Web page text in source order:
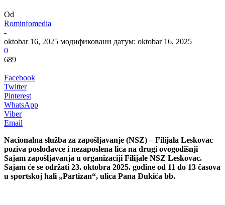
Od
Rominfomedia
-
oktobar 16, 2025 модификовани датум: oktobar 16, 2025
0
689
Facebook
Twitter
Pinterest
WhatsApp
Viber
Email
Nacionalna služba za zapošljavanje (NSZ) – Filijala Leskovac
poziva poslodavce i nezaposlena lica na drugi ovogodišnji
Sajam zapošljavanja u organizaciji Filijale NSZ Leskovac.
Sajam će se održati 23. oktobra 2025. godine od 11 do 13 časova
u sportskoj hali „Partizan“, ulica Pana Đukića bb.